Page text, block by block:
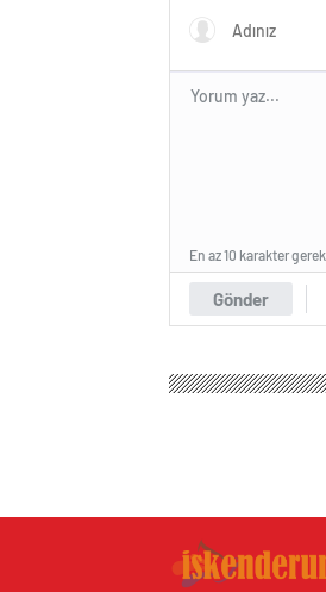
Gönder
En az 10 karakter